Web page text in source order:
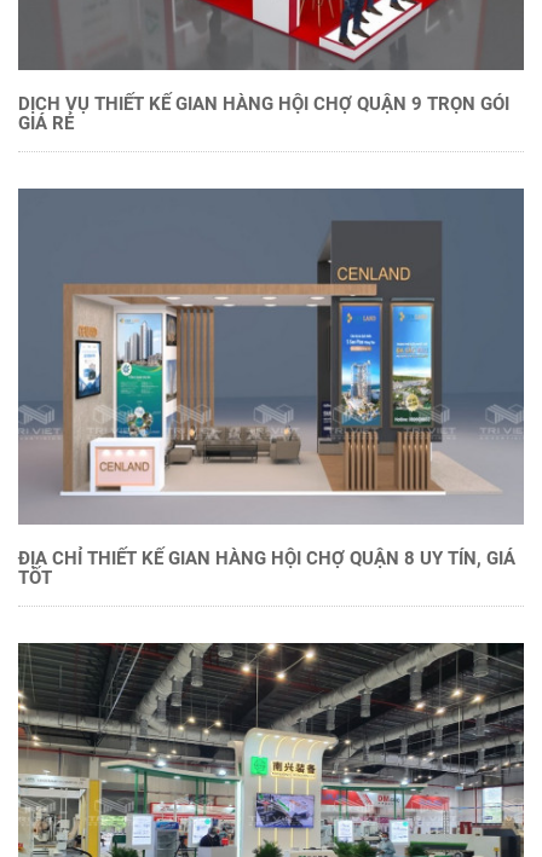
DỊCH VỤ THIẾT KẾ GIAN HÀNG HỘI CHỢ QUẬN 9 TRỌN GÓI
GIÁ RẺ
ĐỊA CHỈ THIẾT KẾ GIAN HÀNG HỘI CHỢ QUẬN 8 UY TÍN, GIÁ
TỐT